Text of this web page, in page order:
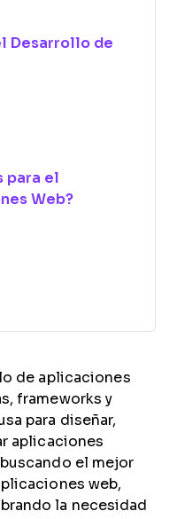
Desarrollo de
para el
Web?
de aplicaciones
frameworks y
para diseñar,
aplicaciones
el mejor
web,
la necesidad